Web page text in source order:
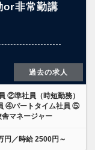
非常勤講
過去の求人
②準社員（時短勤務）
④パートタイム社員 ⑤
舎マネージャー
円／時給 2500円～